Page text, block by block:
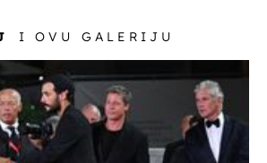
I OVU GALERIJU